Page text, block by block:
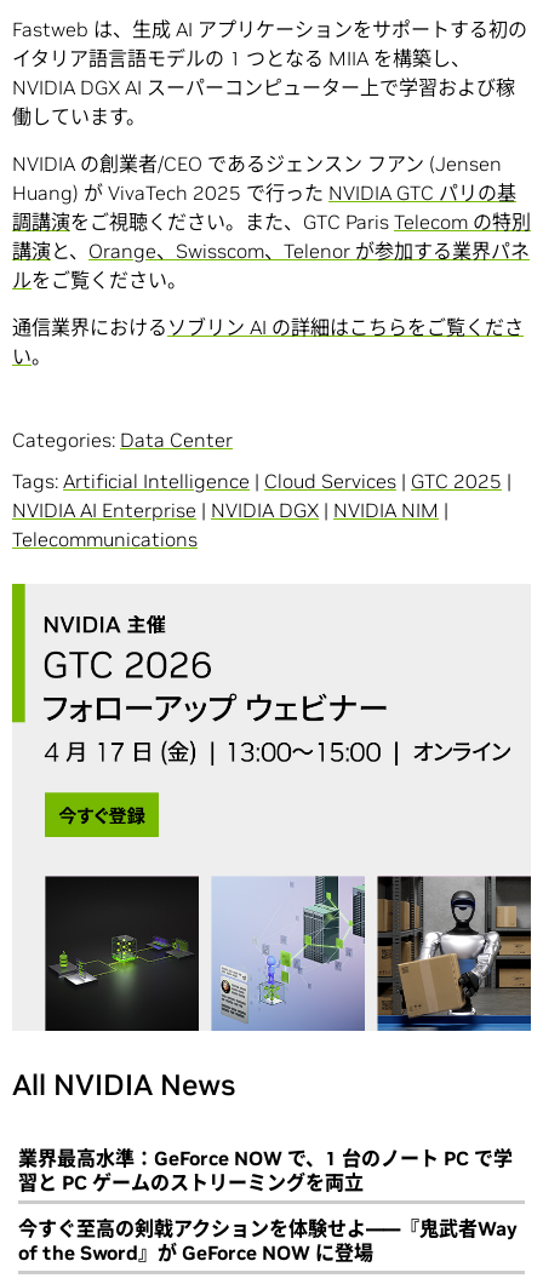
Fastweb は、生成 AI アプリケーションをサポートする初の
イタリア語言語モデルの 1 つとなる MIIA を構築し、
NVIDIA DGX AI スーパーコンピューター上で学習および稼
働しています。
NVIDIA の創業者/CEO であるジェンスン フアン (Jensen
Huang) が VivaTech 2025 で行った NVIDIA GTC パリの基
調講演をご視聴ください。また、GTC Paris Telecom の特別
講演 と、 Orange、Swisscom、Telenor が参加する業界パネ
ルをご覧ください。
通信業界における ソブリン AI の詳細はこちらをご覧くださ
い。
Categories: Data Center
Tags: Artificial Intelligence | Cloud Services | GTC 2025 |
NVIDIA AI Enterprise | NVIDIA DGX | NVIDIA NIM |
Telecommunications
All NVIDIA News
業界最高水準：GeForce NOW で、1 台のノート PC で学
習と PC ゲームのストリーミングを両立
今すぐ至高の剣戟アクションを体験せよ――『鬼武者Way
of the Sword』が GeForce NOW に登場